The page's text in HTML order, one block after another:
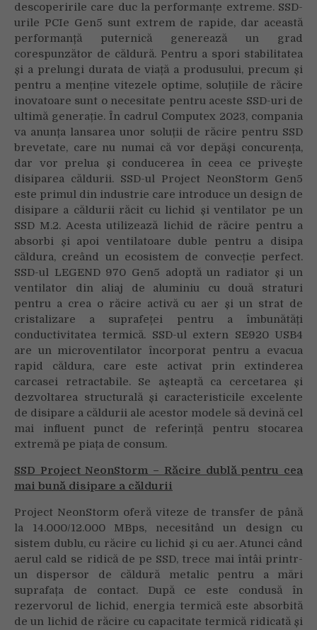
descoperirile care duc la performanțe extreme. SSD-
urile PCIe Gen5 sunt extrem de rapide, dar această
performanță puternică generează un grad
corespunzător de căldură. Pentru a spori stabilitatea
și a prelungi durata de viață a produsului, precum și
pentru a menține vitezele optime, soluțiile de răcire
inovatoare sunt o necesitate pentru aceste SSD-uri de
ultimă generație. În cadrul Computex 2023, compania
va anunța lansarea unor soluții de răcire pentru SSD
brevetate, care nu numai că vor depăși concurența,
dar vor prelua și conducerea în ceea ce privește
disiparea căldurii. SSD-ul Project NeonStorm Gen5
este primul din industrie care introduce un design de
disipare a căldurii răcit cu lichid și ventilator pe un
SSD M.2. Acesta utilizează lichid de răcire pentru a
absorbi și apoi ventilatoare duble pentru a disipa
căldura, creând un ecosistem de convecție perfect.
SSD-ul LEGEND 970 Gen5 adoptă un radiator și un
ventilator din aliaj de aluminiu cu două straturi
pentru a crea o răcire activă cu aer și un strat de
cristalizare a suprafeței pentru a îmbunătăți
conductivitatea termică. SSD-ul extern SE920 USB4
are un microventilator încorporat pentru a evacua
rapid căldura, care este activat prin extinderea
carcasei retractabile. Se așteaptă ca cercetarea și
dezvoltarea structurală și caracteristicile excelente
de disipare a căldurii ale acestor modele să devină cel
mai influent punct de referință pentru stocarea
extremă pe piața de consum.
SSD Project NeonStorm – Răcire dublă pentru cea
mai bună disipare a căldurii
Project NeonStorm oferă viteze de transfer de până
la 14.000/12.000 MBps, necesitând un design cu
sistem dublu, cu răcire cu lichid și cu aer. Atunci când
aerul cald se ridică de pe SSD, trece mai întâi printr-
un dispersor de căldură metalic pentru a mări
suprafața de contact. După ce este condusă în
rezervorul de lichid, energia termică este absorbită
de un lichid de răcire cu capacitate termică ridicată și